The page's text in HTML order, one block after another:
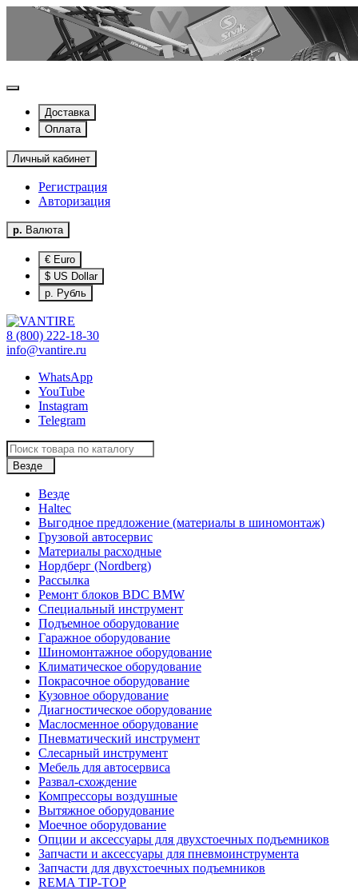
Доставка
Оплата
Личный кабинет
Регистрация
Авторизация
р. Валюта
€ Euro
$ US Dollar
р. Рубль
8 (800) 222-18-30
info@vantire.ru
WhatsApp
YouTube
Instagram
Telegram
Везде
Везде
Haltec
Выгодное предложение (материалы в шиномонтаж)
Грузовой автосервис
Материалы расходные
Нордберг (Nordberg)
Рассылка
Ремонт блоков BDC BMW
Специальный инструмент
Подъемное оборудование
Гаражное оборудование
Шиномонтажное оборудование
Климатическое оборудование
Покрасочное оборудование
Кузовное оборудование
Диагностическое оборудование
Маслосменное оборудование
Пневматический инструмент
Слесарный инструмент
Мебель для автосервиса
Развал-схождение
Компрессоры воздушные
Вытяжное оборудование
Моечное оборудование
Опции и аксессуары для двухстоечных подъемников
Запчасти и аксессуары для пневмоинструмента
Запчасти для двухстоечных подъемников
REMA TIP-TOP